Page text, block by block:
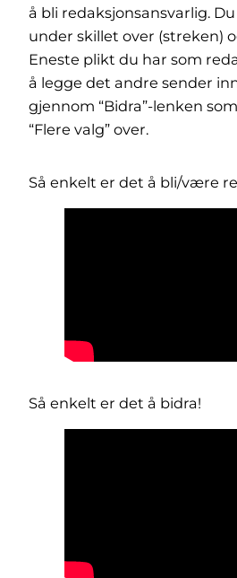
å bli redaksjonsansvarlig.
under skillet over (streken)
Eneste plikt du har som
å legge det andre sender
gjennom “Bidra”-lenken
“Flere valg” over.
Så enkelt er det å bli/være
Så enkelt er det å bidra!